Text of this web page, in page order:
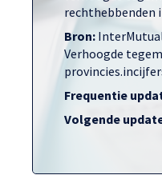
rechthebbenden
Bron:
Verhoogde
Frequentie
Volgende